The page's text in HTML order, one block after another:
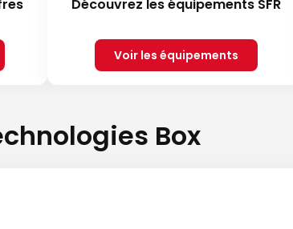
Découvrez les équipements SFR
Voir les équipements
Box